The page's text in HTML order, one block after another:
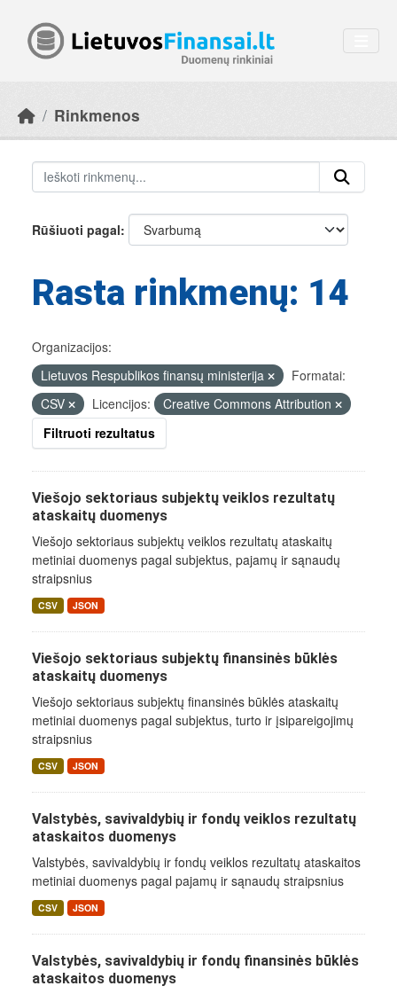
Rinkmenos
Rūšiuoti pagal
Rasta rinkmenų: 14
Organizacijos:
Lietuvos Respublikos finansų ministerija
Formatai:
CSV
Licencijos:
Creative Commons Attribution
Filtruoti rezultatus
Viešojo sektoriaus subjektų veiklos rezultatų
ataskaitų duomenys
Viešojo sektoriaus subjektų veiklos rezultatų ataskaitų
metiniai duomenys pagal subjektus, pajamų ir sąnaudų
straipsnius
CSV JSON
Viešojo sektoriaus subjektų finansinės būklės
ataskaitų duomenys
Viešojo sektoriaus subjektų finansinės būklės ataskaitų
metiniai duomenys pagal subjektus, turto ir įsipareigojimų
straipsnius
CSV JSON
Valstybės, savivaldybių ir fondų veiklos rezultatų
ataskaitos duomenys
Valstybės, savivaldybių ir fondų veiklos rezultatų ataskaitos
metiniai duomenys pagal pajamų ir sąnaudų straipsnius
CSV JSON
Valstybės, savivaldybių ir fondų finansinės būklės
ataskaitos duomenys